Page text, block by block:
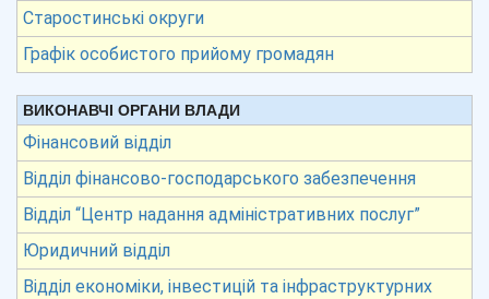
Старостинські округи
Графік особистого прийому громадян
ВИКОНАВЧІ ОРГАНИ ВЛАДИ
Фінансовий відділ
Відділ фінансово-господарського забезпечення
Відділ “Центр надання адміністративних послуг”
Юридичний відділ
Відділ економіки, інвестицій та інфраструктурних